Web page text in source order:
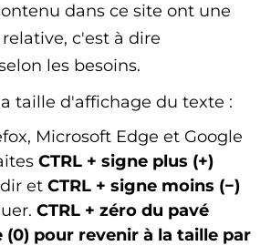
dans ce site ont une
c'est à dire
les besoins.
taille d'affichage du texte :
Microsoft Edge et Google
CTRL + signe plus (+)
et CTRL + signe moins (−)
CTRL + zéro du pavé
(0) pour revenir à la taille par